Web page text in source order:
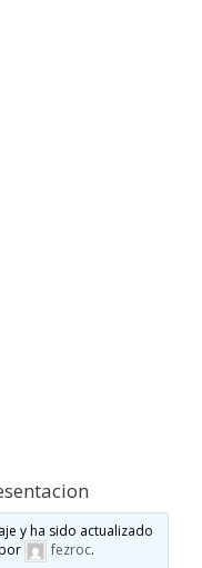
y ha sido actualizado
fezroc.